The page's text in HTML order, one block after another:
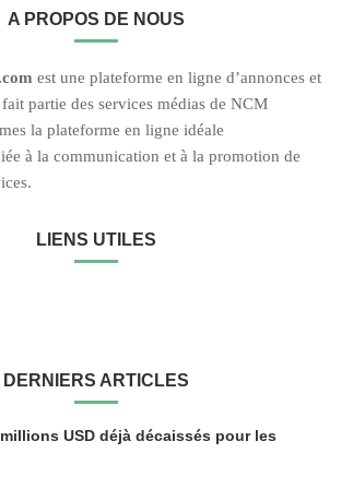
A PROPOS DE NOUS
est une plateforme en ligne d’annonces et
partie des services médias de NCM
la plateforme en ligne idéale
à la communication et à la promotion de
LIENS UTILES
DERNIERS ARTICLES
USD déjà décaissés pour les